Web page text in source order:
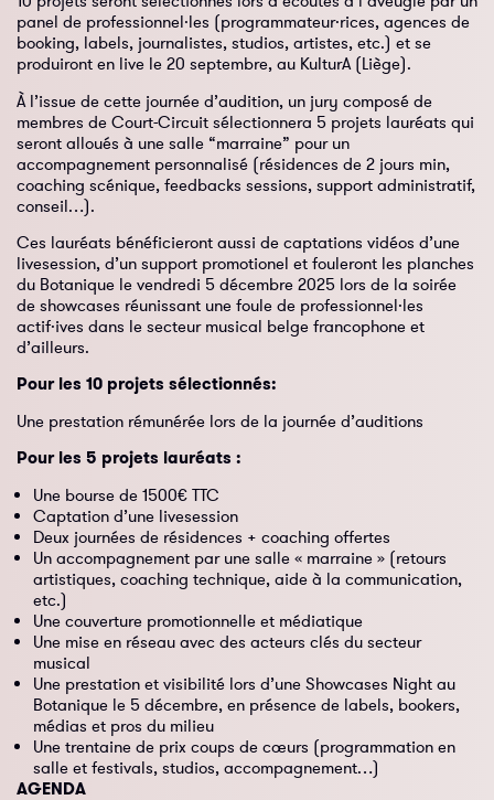
panel de professionnel·les (programmateur·rices, agences de
booking, labels, journalistes, studios, artistes, etc.) et se
produiront en live le 20 septembre, au KulturA (Liège).
À l’issue de cette journée d’audition, un jury composé de
membres de Court-Circuit sélectionnera 5 projets lauréats qui
seront alloués à une salle “marraine” pour un
accompagnement personnalisé (résidences de 2 jours min,
coaching scénique, feedbacks sessions, support administratif,
conseil…).
Ces lauréats bénéficieront aussi de captations vidéos d’une
livesession, d’un support promotionel et fouleront les planches
du Botanique le vendredi 5 décembre 2025 lors de la soirée
de showcases réunissant une foule de professionnel·les
actif·ives dans le secteur musical belge francophone et
d’ailleurs.
Pour les 10 projets sélectionnés:
Une prestation rémunérée lors de la journée d’auditions
Pour les 5 projets lauréats :
Une bourse de 1500€ TTC
Captation d’une livesession
Deux journées de résidences + coaching offertes
Un accompagnement par une salle « marraine » (retours
artistiques, coaching technique, aide à la communication,
etc.)
Une couverture promotionnelle et médiatique
Une mise en réseau avec des acteurs clés du secteur
musical
Une prestation et visibilité lors d’une Showcases Night au
Botanique le 5 décembre, en présence de labels, bookers,
médias et pros du milieu
Une trentaine de prix coups de cœurs (programmation en
salle et festivals, studios, accompagnement…)
AGENDA